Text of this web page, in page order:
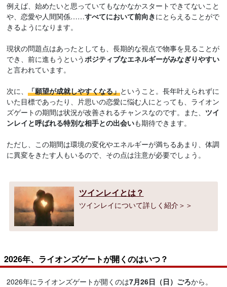
例えば、始めたいと思っていてもなかなかスタートできてないこと
や、恋愛や人間関係……すべてにおいて前向きにとらえることがで
きるようになります。
現状の問題点はあったとしても、長期的な視点で物事を見ることが
でき、前に進もうというポジティブなエネルギーがみなぎりやすい
と言われています。
次に、「願望が成就しやすくなる」ということ。長年叶えられずに
いた目標であったり、片思いの恋愛に悩む人にとっても、ライオン
ズゲートの期間は状況が改善されるチャンスなのです。また、 ツイ
ンレイと呼ばれる特別な相手との出会いも期待できます。
ただし、この期間は環境の変化やエネルギーが満ちるあまり、体調
に異変をきたす人もいるので、その点は注意が必要でしょう。
ツインレイとは？
ツインレイについて詳しく紹介＞＞
2026年、ライオンズゲートが開くのはいつ？
2026年にライオンズゲートが開くのは7月26日（日）ごろから。